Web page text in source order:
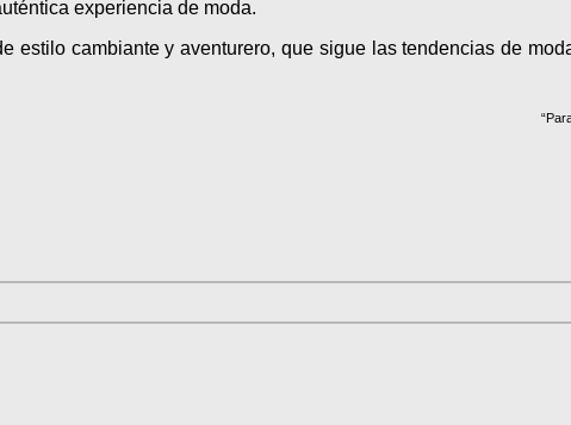
experiencia de moda.
estilo cambiante y aventurero, que sigue las tendencias de